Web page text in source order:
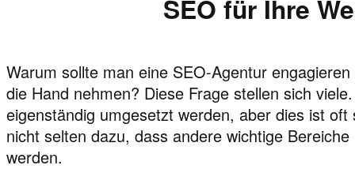
SEO für Ihre
Warum sollte man eine SEO-Agentur
die Hand nehmen? Diese Frage stellen sich
eigenständig umgesetzt werden, aber dies ist
nicht selten dazu, dass andere wichtige
werden.